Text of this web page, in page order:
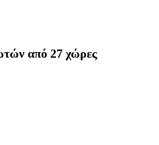
από 27 χώρες